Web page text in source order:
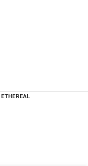
ETHEREAL